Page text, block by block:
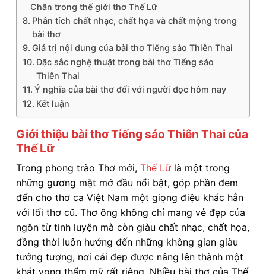
Chân trong thế giới thơ Thế Lữ
Phân tích chất nhạc, chất họa và chất mộng trong
bài thơ
Giá trị nội dung của bài thơ Tiếng sáo Thiên Thai
Đặc sắc nghệ thuật trong bài thơ Tiếng sáo
Thiên Thai
Ý nghĩa của bài thơ đối với người đọc hôm nay
Kết luận
Giới thiệu bài thơ Tiếng sáo Thiên Thai của
Thế Lữ
Trong phong trào Thơ mới, Thế Lữlà một trong
những gương mặt mở đầu nổi bật, góp phần đem
đến cho thơ ca Việt Nam một giọng điệu khác hẳn
với lối thơ cũ. Thơ ông không chỉ mang vẻ đẹp của
ngôn từ tinh luyện mà còn giàu chất nhạc, chất họa,
đồng thời luôn hướng đến những không gian giàu
tưởng tượng, nơi cái đẹp được nâng lên thành một